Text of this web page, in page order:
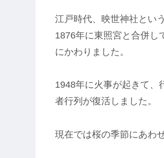
江戸時代、映世神社とい
1876年に東照宮と合併し
にかわりました。
1948年に火事が起きて、
者行列が復活しました。
現在では桜の季節にあわ